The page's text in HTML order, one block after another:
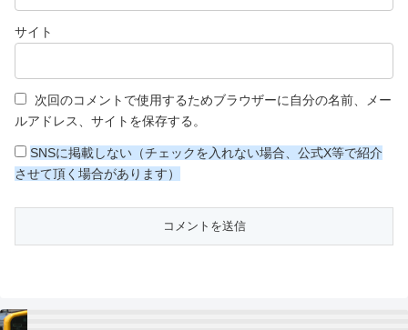
サイト
次回のコメントで使用するためブラウザーに自分の名前、メー
ルアドレス、サイトを保存する。
SNSに掲載しない（チェックを入れない場合、公式X等で紹介
させて頂く場合があります）